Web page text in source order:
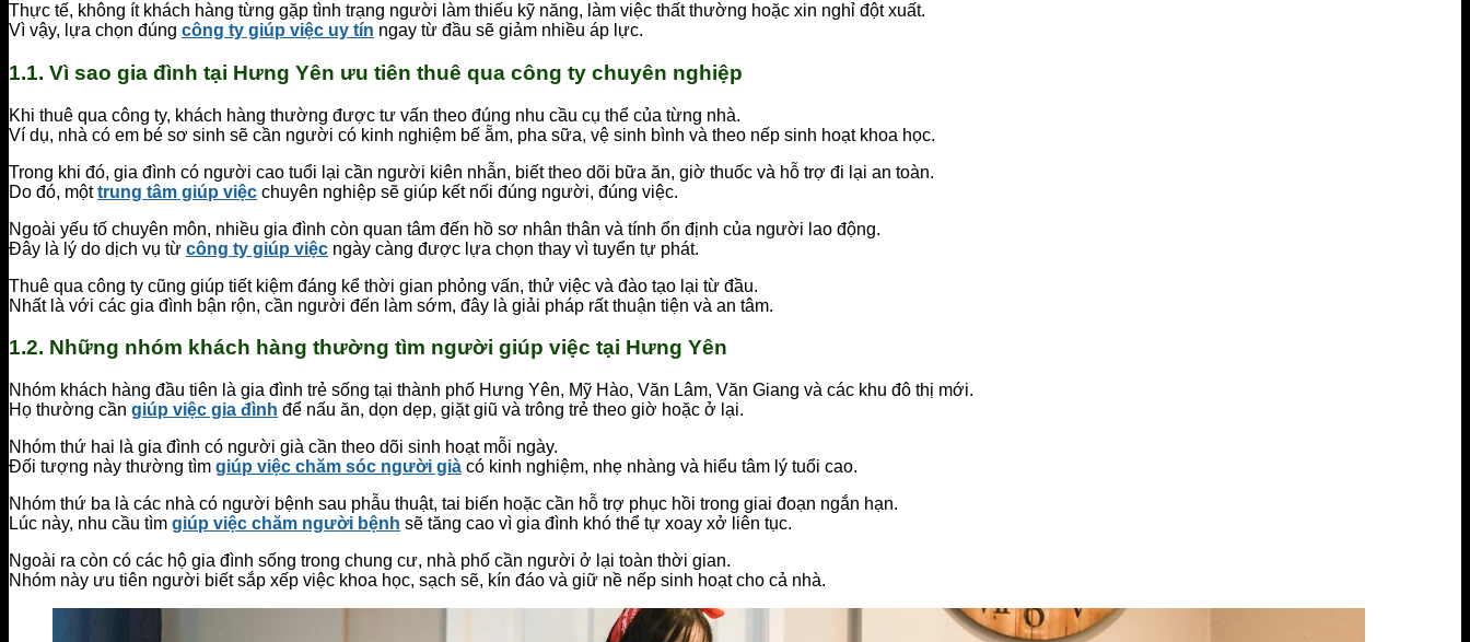
Thực tế, không ít khách hàng từng gặp tình trạng người làm thiếu kỹ năng, làm việc thất thường hoặc xin nghỉ đột xuất.
Vì vậy, lựa chọn đúng công ty giúp việc uy tín ngay từ đầu sẽ giảm nhiều áp lực.
1.1. Vì sao gia đình tại Hưng Yên ưu tiên thuê qua công ty chuyên nghiệp
Khi thuê qua công ty, khách hàng thường được tư vấn theo đúng nhu cầu cụ thể của từng nhà.
Ví dụ, nhà có em bé sơ sinh sẽ cần người có kinh nghiệm bế ẵm, pha sữa, vệ sinh bình và theo nếp sinh hoạt khoa học.
Trong khi đó, gia đình có người cao tuổi lại cần người kiên nhẫn, biết theo dõi bữa ăn, giờ thuốc và hỗ trợ đi lại an toàn.
Do đó, mộttrung tâm giúp việc chuyên nghiệp sẽ giúp kết nối đúng người, đúng việc.
Ngoài yếu tố chuyên môn, nhiều gia đình còn quan tâm đến hồ sơ nhân thân và tính ổn định của người lao động.
Đây là lý do dịch vụ từ công ty giúp việc ngày càng được lựa chọn thay vì tuyển tự phát.
Thuê qua công ty cũng giúp tiết kiệm đáng kể thời gian phỏng vấn, thử việc và đào tạo lại từ đầu.
Nhất là với các gia đình bận rộn, cần người đến làm sớm, đây là giải pháp rất thuận tiện và an tâm.
1.2. Những nhóm khách hàng thường tìm người giúp việc tại Hưng Yên
Nhóm khách hàng đầu tiên là gia đình trẻ sống tại thành phố Hưng Yên, Mỹ Hào, Văn Lâm, Văn Giang và các khu đô thị mới.
Họ thường cần giúp việc gia đình để nấu ăn, dọn dẹp, giặt giũ và trông trẻ theo giờ hoặc ở lại.
Nhóm thứ hai là gia đình có người già cần theo dõi sinh hoạt mỗi ngày.
Đối tượng này thường tìm giúp việc chăm sóc người già có kinh nghiệm, nhẹ nhàng và hiểu tâm lý tuổi cao.
Nhóm thứ ba là các nhà có người bệnh sau phẫu thuật, tai biến hoặc cần hỗ trợ phục hồi trong giai đoạn ngắn hạn.
Lúc này, nhu cầu tìm giúp việc chăm người bệnh sẽ tăng cao vì gia đình khó thể tự xoay xở liên tục.
Ngoài ra còn có các hộ gia đình sống trong chung cư, nhà phố cần người ở lại toàn thời gian.
Nhóm này ưu tiên người biết sắp xếp việc khoa học, sạch sẽ, kín đáo và giữ nề nếp sinh hoạt cho cả nhà.